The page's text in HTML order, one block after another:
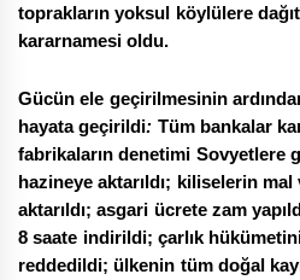
toprakların yoksul köylülere
kararnamesi oldu.
Gücün ele geçirilmesinin
hayata geçirildi: Tüm bankalar
fabrikaların denetimi Sovyetlere
hazineye aktarıldı; kiliselerin mal
aktarıldı; asgari ücrete zam
8 saate indirildi; çarlık
reddedildi; ülkenin tüm doğal